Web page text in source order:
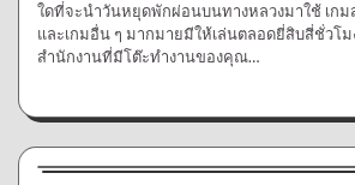
ใดที่จะนำวันหยุดพักผ่อนบนทางหลวงมาใช้ เก
และเกมอื่น ๆ มากมายมีให้เล่นตลอดยี่สิบสี่ชั่วโม
สำนักงานที่มีโต๊ะทำงานของคุณ…